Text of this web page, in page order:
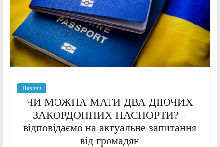
Новини
ЧИ МОЖНА МАТИ ДВА ДІЮЧИХ
ЗАКОРДОННИХ ПАСПОРТИ? –
відповідаємо на актуальне запитання
від громадян